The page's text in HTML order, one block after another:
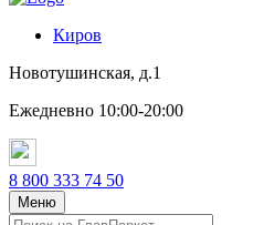
Киров
Новотушинская, д.1
Ежедневно 10:00-20:00
8 800 333 74 50
Меню